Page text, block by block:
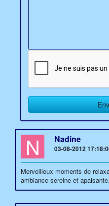
N Nadine
03-08-2012
Merveilleux moments de
ambiance sereine et